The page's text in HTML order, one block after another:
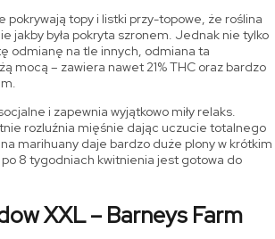
pokrywają topy i listki przy-topowe, że roślina
jakby była pokryta szronem. Jednak nie tylko
odmianę na tle innych, odmiana ta
mocą – zawiera nawet 21% THC oraz bardzo
i zapewnia wyjątkowo miły relaks.
rozluźnia mięśnie dając uczucie totalnego
marihuany daje bardzo duże plony w krótkim
8 tygodniach kwitnienia jest gotowa do
XXL – Barneys Farm